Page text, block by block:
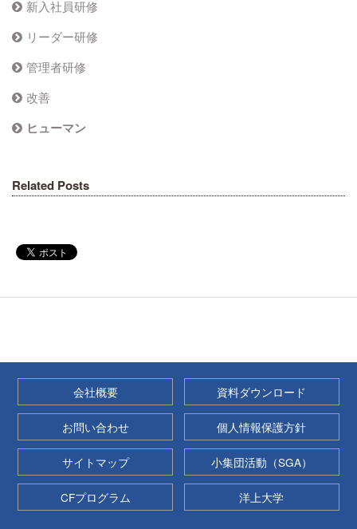
新入社員研修
リーダー研修
管理者研修
改善
ヒューマン
Related Posts
会社概要 資料ダウンロード
お問い合わせ 個人情報保護方針
サイトマップ 小集団活動（SGA）
CFプログラム 洋上大学